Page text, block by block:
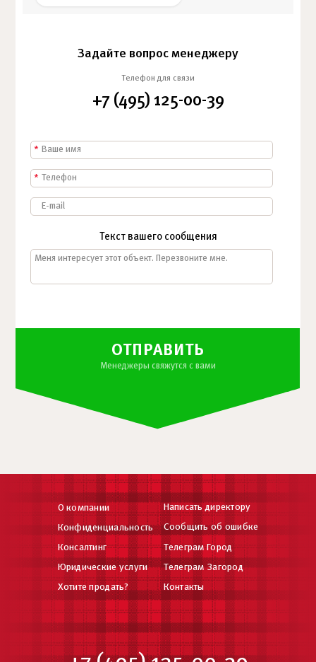
Задайте вопрос менеджеру
Телефон для связи
+7 (495) 125-00-39
*
*
Текст вашего сообщения
ОТПРАВИТЬ
Менеджеры свяжутся с вами
О компании
Конфиденциальность
Консалтинг
Юридические услуги
Хотите продать?
Написать директору
Сообщить об ошибке
Телеграм Город
Телеграм Загород
Контакты